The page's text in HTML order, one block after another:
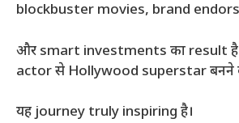
blockbuster movies, brand
और smart investments का result
actor से Hollywood superstar बनने
यह journey truly inspiring है।